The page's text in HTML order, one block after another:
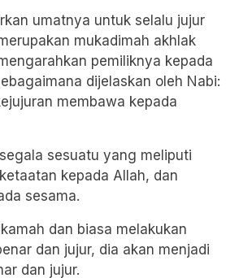
umatnya untuk selalu jujur
mukadimah akhlak
pemiliknya kepada
dijelaskan oleh Nabi:
membawa kepada
sesuatu yang meliputi
kepada Allah, dan
sesama.
dan biasa melakukan
dan jujur, dia akan menjadi
dan jujur.